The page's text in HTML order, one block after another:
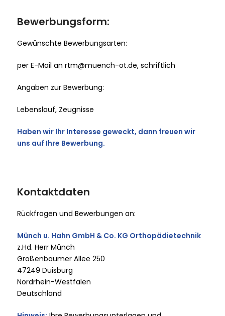
Bewerbungsform:
Gewünschte Bewerbungsarten:
per E-Mail an rtm@muench-ot.de, schriftlich
Angaben zur Bewerbung:
Lebenslauf, Zeugnisse
Haben wir Ihr Interesse geweckt, dann freuen wir
uns auf Ihre Bewerbung.
Kontaktdaten
Rückfragen und Bewerbungen an:
Münch u. Hahn GmbH & Co. KG Orthopädietechnik
z.Hd. Herr Münch
Großenbaumer Allee 250
47249 Duisburg
Nordrhein-Westfalen
Deutschland